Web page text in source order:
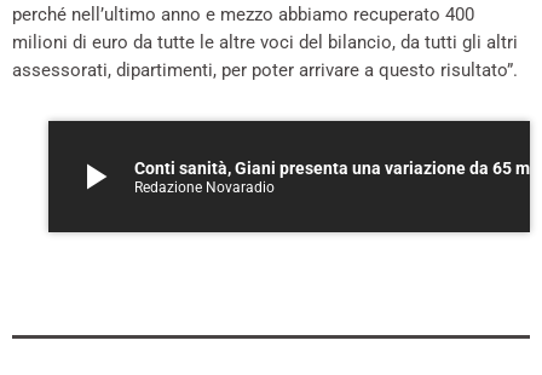
perché nell’ultimo anno e mezzo abbiamo recuperato 400
milioni di euro da tutte le altre voci del bilancio, da tutti gli altri
assessorati, dipartimenti, per poter arrivare a questo risultato”.
play_arrow Redazione Novaradio